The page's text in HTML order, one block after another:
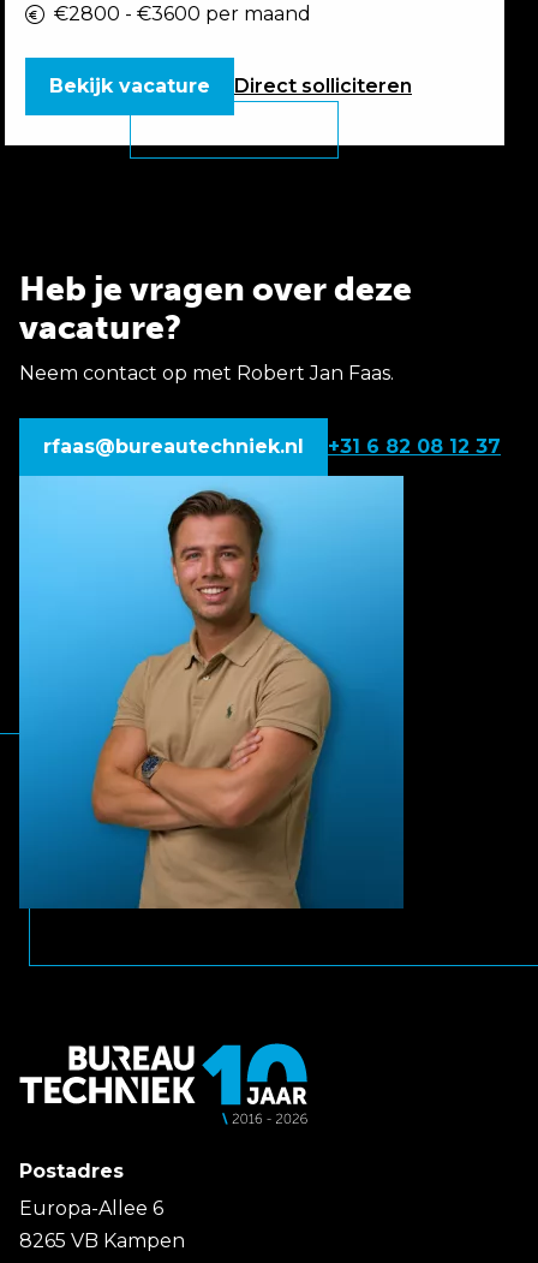
€2800 - €3600 per maand
Direct solliciteren
Bekijk vacature
Heb je vragen over deze
vacature?
Neem contact op met Robert Jan Faas.
rfaas@bureautechniek.nl +31 6 82 08 12 37
Postadres
Europa-Allee 6
8265 VB Kampen